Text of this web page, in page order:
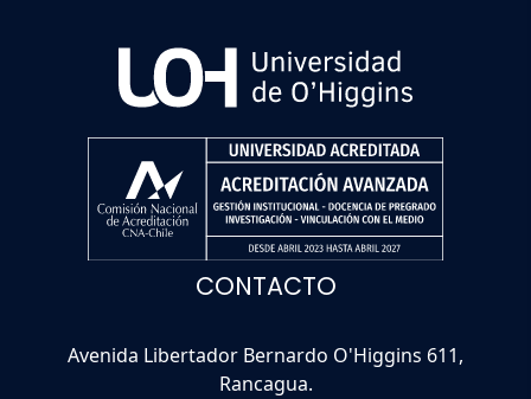
CONTACTO
Avenida Libertador Bernardo O'Higgins 611,
Rancagua.